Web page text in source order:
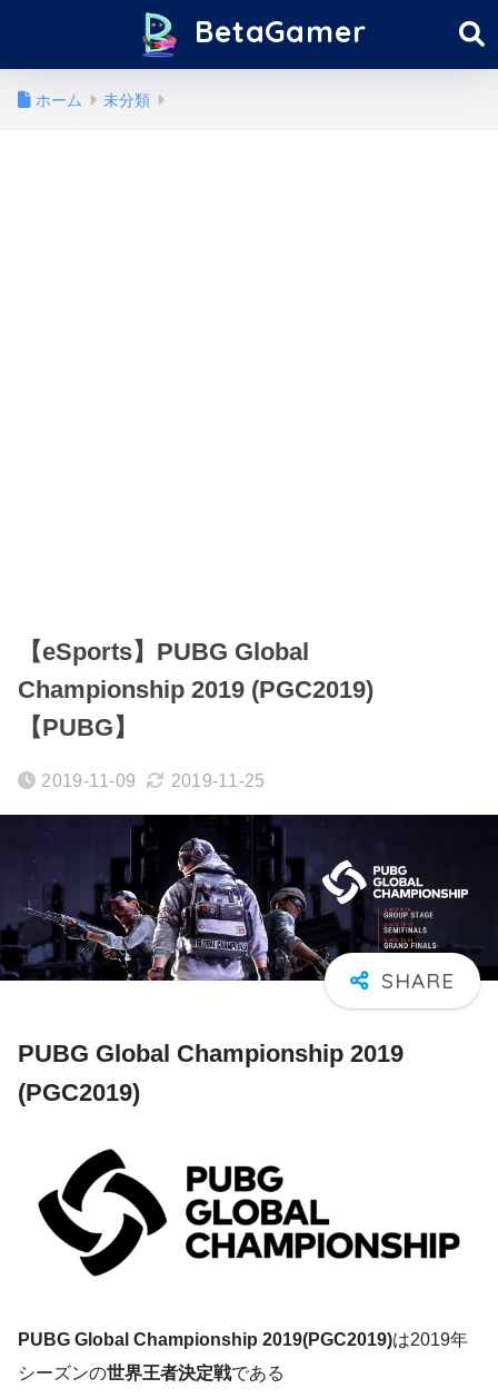
BetaGamer
ホーム 未分類
【eSports】PUBG Global
Championship 2019 (PGC2019)
【PUBG】
2019-11-09 2019-11-25
PUBG Global Championship 2019
(PGC2019)
PUBG Global Championship 2019(PGC2019)は2019年
シーズンの世界王者決定戦である